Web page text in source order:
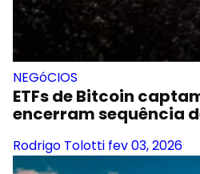
NEGóCIOS
ETFs de Bitcoin
encerram sequência
Rodrigo Tolotti fev 03, 2026